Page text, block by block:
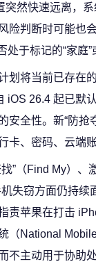
然快速远离，
险判断时可能也
于标记的“家庭”
划将当前已存在
iOS 26.4 起已默
安全性。新“防抢
卡、密码、云端
”（Find My）
失窃方面仍持
责苹果在打击
（National
不主动用于协助